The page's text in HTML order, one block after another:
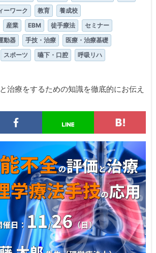
ーワーク 教育
養成校
産業 EBM 徒手療法
セミナー
動器 手技・治療
医療・治療基礎
スポーツ 嚥下・口腔
呼吸リハ
治療をするための知識を徹底的にお伝え